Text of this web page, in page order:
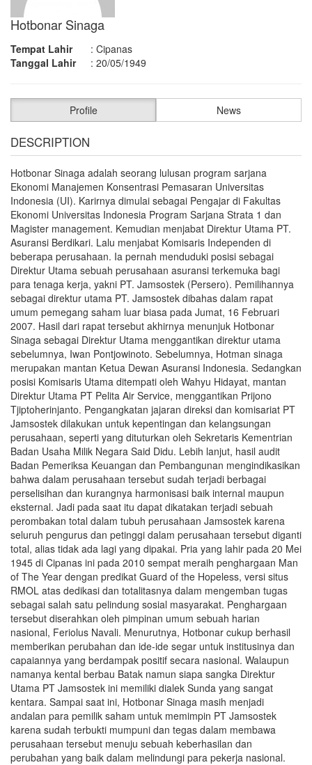
Hotbonar Sinaga
Tempat Lahir : Cipanas
Tanggal Lahir
: 20/05/1949
Profile News
DESCRIPTION
Hotbonar Sinaga adalah seorang lulusan program sarjana
Ekonomi Manajemen Konsentrasi Pemasaran Universitas
Indonesia (UI). Karirnya dimulai sebagai Pengajar di Fakultas
Ekonomi Universitas Indonesia Program Sarjana Strata 1 dan
Magister management. Kemudian menjabat Direktur Utama PT.
Asuransi Berdikari. Lalu menjabat Komisaris Independen di
beberapa perusahaan. Ia pernah menduduki posisi sebagai
Direktur Utama sebuah perusahaan asuransi terkemuka bagi
para tenaga kerja, yakni PT. Jamsostek (Persero). Pemilihannya
sebagai direktur utama PT. Jamsostek dibahas dalam rapat
umum pemegang saham luar biasa pada Jumat, 16 Februari
2007. Hasil dari rapat tersebut akhirnya menunjuk Hotbonar
Sinaga sebagai Direktur Utama menggantikan direktur utama
sebelumnya, Iwan Pontjowinoto. Sebelumnya, Hotman sinaga
merupakan mantan Ketua Dewan Asuransi Indonesia. Sedangkan
posisi Komisaris Utama ditempati oleh Wahyu Hidayat, mantan
Direktur Utama PT Pelita Air Service, menggantikan Prijono
Tjiptoherinjanto. Pengangkatan jajaran direksi dan komisariat PT
Jamsostek dilakukan untuk kepentingan dan kelangsungan
perusahaan, seperti yang dituturkan oleh Sekretaris Kementrian
Badan Usaha Milik Negara Said Didu. Lebih lanjut, hasil audit
Badan Pemeriksa Keuangan dan Pembangunan mengindikasikan
bahwa dalam perusahaan tersebut sudah terjadi berbagai
perselisihan dan kurangnya harmonisasi baik internal maupun
eksternal. Jadi pada saat itu dapat dikatakan terjadi sebuah
perombakan total dalam tubuh perusahaan Jamsostek karena
seluruh pengurus dan petinggi dalam perusahaan tersebut diganti
total, alias tidak ada lagi yang dipakai. Pria yang lahir pada 20 Mei
1945 di Cipanas ini pada 2010 sempat meraih penghargaan Man
of The Year dengan predikat Guard of the Hopeless, versi situs
RMOL atas dedikasi dan totalitasnya dalam mengemban tugas
sebagai salah satu pelindung sosial masyarakat. Penghargaan
tersebut diserahkan oleh pimpinan umum sebuah harian
nasional, Feriolus Navali. Menurutnya, Hotbonar cukup berhasil
memberikan perubahan dan ide-ide segar untuk institusinya dan
capaiannya yang berdampak positif secara nasional. Walaupun
namanya kental berbau Batak namun siapa sangka Direktur
Utama PT Jamsostek ini memiliki dialek Sunda yang sangat
kentara. Sampai saat ini, Hotbonar Sinaga masih menjadi
andalan para pemilik saham untuk memimpin PT Jamsostek
karena sudah terbukti mumpuni dan tegas dalam membawa
perusahaan tersebut menuju sebuah keberhasilan dan
perubahan yang baik dalam melindungi para pekerja nasional.